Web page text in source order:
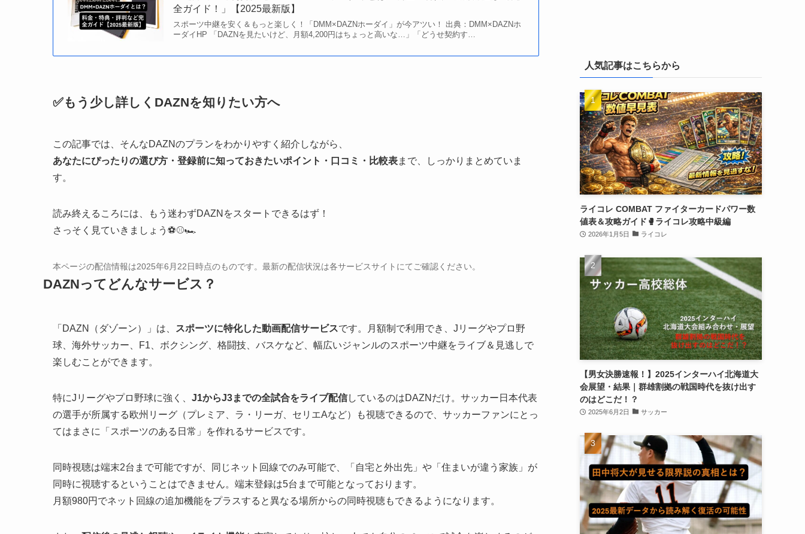
全ガイド！」【2025最新版】
スポーツ中継を安く＆もっと楽しく！「DMM×DAZNホーダイ」が今アツい！ 出典：DMM×DAZNホ
ーダイHP 「DAZNを見たいけど、月額4,200円はちょっと高いな…」「どうせ契約す…
✅もう少し詳しくDAZNを知りたい方へ
この記事では、そんなDAZNのプランをわかりやすく紹介しながら、
あなたにぴったりの選び方・登録前に知っておきたいポイント・口コミ・比較表まで、しっかりまとめていま
す。
読み終えるころには、もう迷わずDAZNをスタートできるはず！
さっそく見ていきましょう⚽⚾🏎️
本ページの配信情報は2025年6月22日時点のものです。最新の配信状況は各サービスサイトにてご確認ください。
DAZNってどんなサービス？
「DAZN（ダゾーン）」は、 スポーツに特化した動画配信サービスです。月額制で利用でき、Jリーグやプロ野
球、海外サッカー、F1、ボクシング、格闘技、バスケなど、幅広いジャンルのスポーツ中継をライブ＆見逃しで
楽しむことができます。
特にJリーグやプロ野球に強く、 J1からJ3までの全試合をライブ配信しているのはDAZNだけ。サッカー日本代表
の選手が所属する欧州リーグ（プレミア、ラ・リーガ、セリエAなど）も視聴できるので、サッカーファンにとっ
てはまさに「スポーツのある日常」を作れるサービスです。
同時視聴は端末2台まで可能ですが、同じネット回線でのみ可能で、「自宅と外出先」や「住まいが違う家族」が
同時に視聴するということはできません。端末登録は5台まで可能となっております。
月額980円でネット回線の追加機能をプラスすると異なる場所からの同時視聴もできるようになります。
人気記事はこちらから
ライコレ COMBAT ファイターカードパワー数
値表＆攻略ガイド🥊ライコレ攻略中級編
2026年1月5日 ライコレ
【男女決勝速報！】2025インターハイ北海道大
会展望・結果｜群雄割拠の戦国時代を抜け出す
のはどこだ！？
2025年6月2日 サッカー